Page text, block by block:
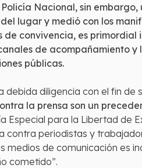
Nacional, sin
lugar y medió con los
convivencia, es primordial
de acompañamiento y
públicas.
diligencia con el fin de
la prensa son un
Especial para la Libertad de
contra periodistas y
de comunicación es
cometido”.